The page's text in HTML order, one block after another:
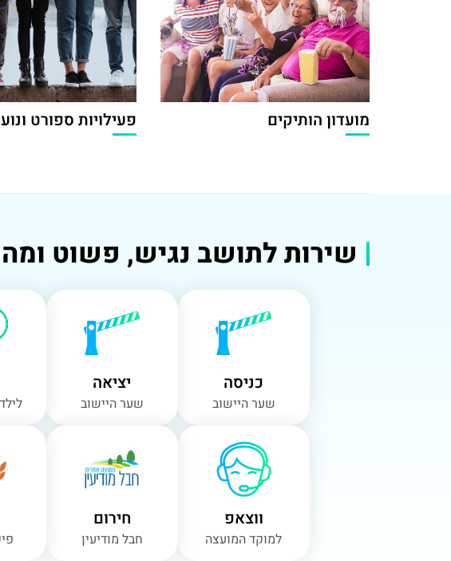
מועדון הותיקים פעילויות ספורט
שירות לתושב נגיש, פשוט
כניסה
שער היישוב
יציאה
שער היישוב
ווצאפ
למוקד המועצה
חירום
חבל מודיעין